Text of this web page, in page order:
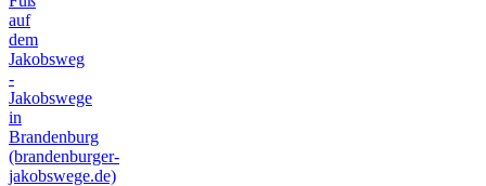
auf
dem
Jakobsweg
-
Jakobswege
in
Brandenburg
(brandenburger-
jakobswege.de)